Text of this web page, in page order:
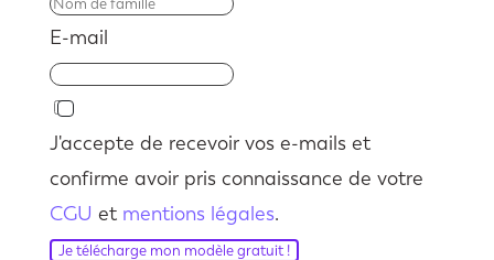
E-mail
J'accepte de recevoir vos e-mails et
confirme avoir pris connaissance de votre
CGU et mentions légales.
Je télécharge mon modèle gratuit !